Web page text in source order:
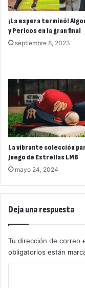
¡La espera terminó!
y Pericos en la gran final
septiembre 8, 2023
La vibrante colección
Juego de Estrellas LMB
mayo 24, 2024
Deja una respuesta
Tu dirección de correo
obligatorios están